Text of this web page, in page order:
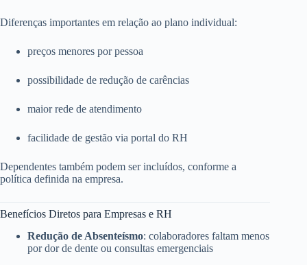
Diferenças importantes em relação ao plano individual:
preços menores por pessoa
possibilidade de redução de carências
maior rede de atendimento
facilidade de gestão via portal do RH
Dependentes também podem ser incluídos, conforme a
política definida na empresa.
Benefícios Diretos para Empresas e RH
Redução de Absenteísmo: colaboradores faltam menos
por dor de dente ou consultas emergenciais